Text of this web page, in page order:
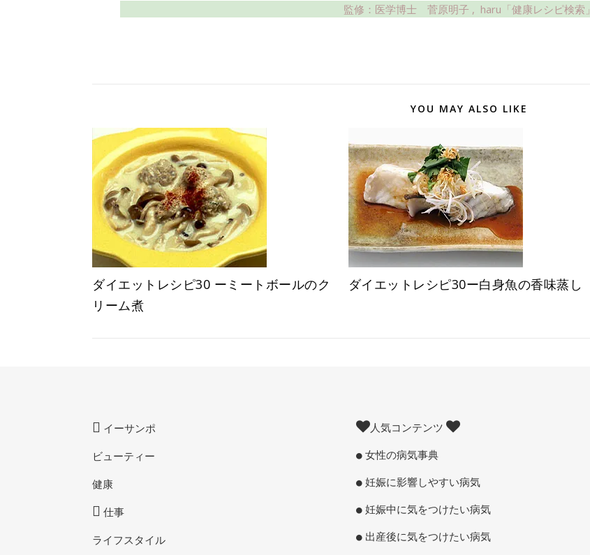
監修：医学博士 菅原明子 , haru「健康レシピ検索」
YOU MAY ALSO LIKE
ダイエットレシピ30 ーミートボールのク
リーム煮
ダイエットレシピ30ー白身魚の香味蒸し
イーサンポ
ビューティー
健康
仕事
ライフスタイル
人気コンテンツ
女性の病気事典
妊娠に影響しやすい病気
妊娠中に気をつけたい病気
出産後に気をつけたい病気